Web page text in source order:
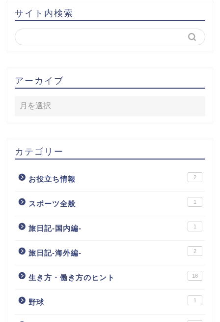
サイト内検索
アーカイブ
カテゴリー
お役立ち情報 2
スポーツ全般 1
旅日記-国内編- 1
旅日記-海外編- 2
生き方・働き方のヒント 18
野球 1